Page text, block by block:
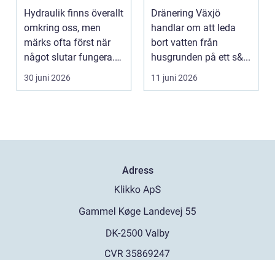
smarta lösningar
nära till hands
Hydraulik finns överallt
omkring oss, men
märks ofta först när
något slutar fungera.
Maskiner stanna...
30 juni 2026
vattenskador
Dränering Växjö
handlar om att leda
bort vatten från
husgrunden på ett s&...
11 juni 2026
Adress